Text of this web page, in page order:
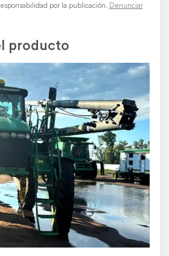
por la publicación. Denunciar
producto